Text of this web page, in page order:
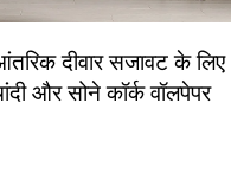
दीवार सजावट के लिए
और सोने कॉर्क वॉलपेपर